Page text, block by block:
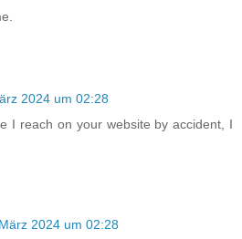
2024 um 02:28
I reach on your website by accident, I
2024 um 02:28